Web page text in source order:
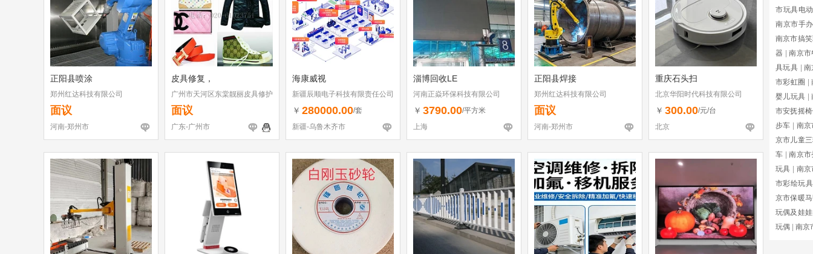
正阳县喷涂
郑州红达科技有限公司
面议
河南-郑州市
皮具修复，
广州市天河区东棠靓丽皮具修护
店
面议
广东-广州市
海康威视
新疆辰顺电子科技有限责任公司
￥ 280000.00/套
新疆-乌鲁木齐市
淄博回收LE
河南正焱环保科技有限公司
￥ 3790.00/平方米
上海
正阳县焊接
郑州红达科技有限公司
面议
河南-郑州市
重庆石头扫
北京华阳时代科技有限公司
￥ 300.00/元/台
北京
市玩具电
南京市手
南京市搞
器
南京市
具玩具
南
市彩虹圈
婴儿玩具
市安抚摇
步车
南
京市儿童
车
南京市
玩具
南
市彩绘玩具
京市保暖
玩偶及娃
玩偶
南京